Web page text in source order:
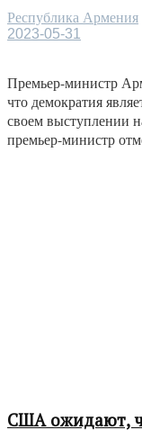
Республика Армения
2023-05-31
Премьер-министр
что демократия
своем выступлении
премьер-министр
США ожидают,